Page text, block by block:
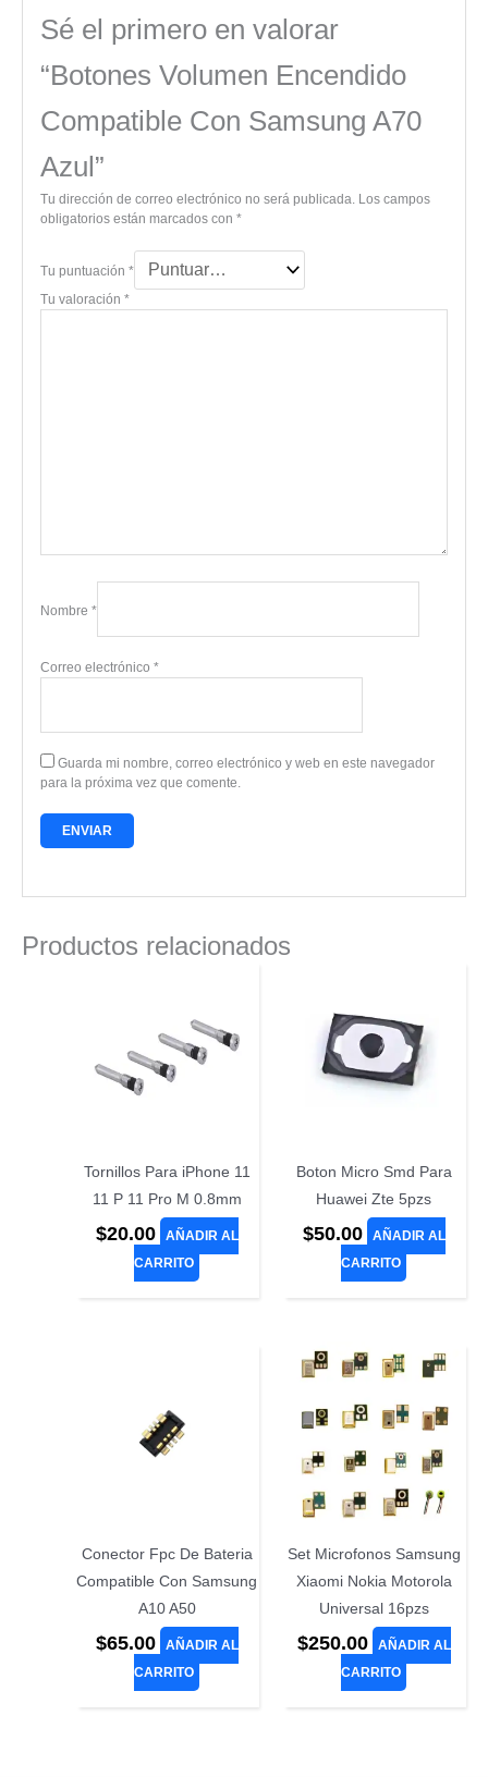
Sé el primero en valorar
“Botones Volumen Encendido
Compatible Con Samsung A70
Azul”
Tu dirección de correo electrónico no será publicada. Los campos
obligatorios están marcados con *
Tu puntuación *
Tu valoración *
Nombre *
Correo electrónico *
Guarda mi nombre, correo electrónico y web en este navegador
para la próxima vez que comente.
Productos relacionados
Tornillos Para iPhone 11
11 P 11 Pro M 0.8mm
$20.00
AÑADIR AL
CARRITO
Boton Micro Smd Para
Huawei Zte 5pzs
$50.00
AÑADIR AL
CARRITO
Conector Fpc De Bateria
Compatible Con Samsung
A10 A50
$65.00
AÑADIR AL
CARRITO
Set Microfonos Samsung
Xiaomi Nokia Motorola
Universal 16pzs
$250.00
AÑADIR AL
CARRITO